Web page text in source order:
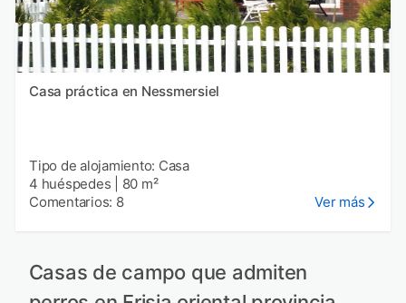
Casa práctica en Nessmersiel
Tipo de alojamiento: Casa
4 huéspedes
80 m²
Comentarios: 8
Ver más
Casas de campo que admiten